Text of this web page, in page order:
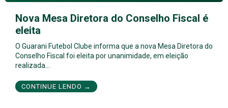
Nova Mesa Diretora do Conselho Fiscal é
eleita
O Guarani Futebol Clube informa que a nova Mesa Diretora do
Conselho Fiscal foi eleita por unanimidade, em eleição
realizada…
CONTINUE LENDO →